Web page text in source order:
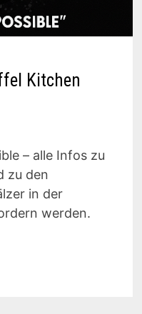
Kitchen
– alle Infos zu
zu den
in der
werden.